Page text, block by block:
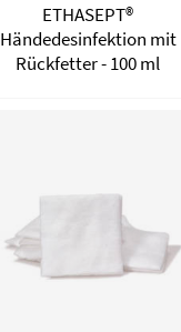
ETHASEPT®
Händedesinfektion mit
Rückfetter - 100 ml